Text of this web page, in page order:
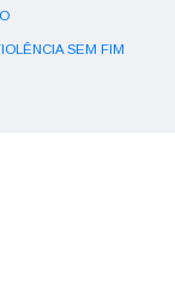
SEM FIM